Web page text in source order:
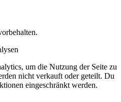
um die Nutzung der Seite zu
nicht verkauft oder geteilt. Du
eingeschränkt werden.